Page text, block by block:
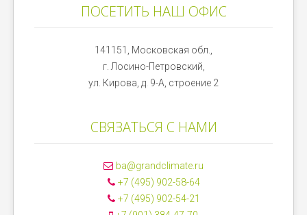
ПОСЕТИТЬ НАШ ОФИС
141151, Московская обл.,
г. Лосино-Петровский,
ул. Кирова, д. 9-А, строение 2
СВЯЗАТЬСЯ С НАМИ
ba@grandclimate.ru
+7 (495) 902-58-64
+7 (495) 902-54-21